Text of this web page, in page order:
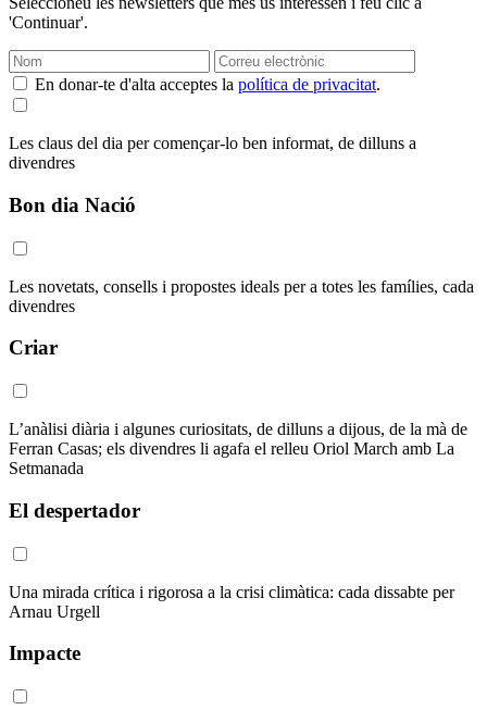
'Continuar'.
En donar-te d'alta acceptes la política de privacitat.
Les claus del dia per començar-lo ben informat, de dilluns a
divendres
Bon dia Nació
Les novetats, consells i propostes ideals per a totes les famílies, cada
divendres
Criar
L’anàlisi diària i algunes curiositats, de dilluns a dijous, de la mà de
Ferran Casas; els divendres li agafa el relleu Oriol March amb La
Setmanada
El despertador
Una mirada crítica i rigorosa a la crisi climàtica: cada dissabte per
Arnau Urgell
Impacte